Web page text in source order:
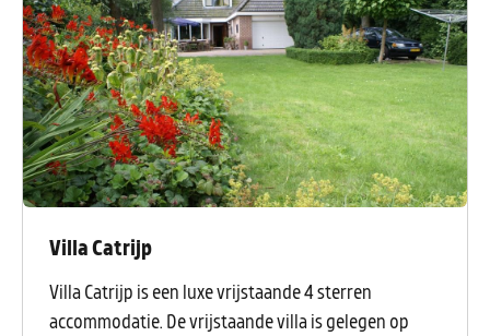
Villa Catrijp
Villa Catrijp is een luxe vrijstaande 4 sterren
accommodatie. De vrijstaande villa is gelegen op